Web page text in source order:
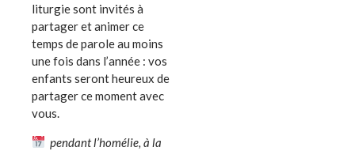
liturgie sont invités à
partager et animer ce
temps de parole au moins
une fois dans l’année : vos
enfants seront heureux de
partager ce moment avec
vous.
pendant l’homélie, à la